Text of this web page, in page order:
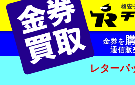
金券を
通信販
レターパ